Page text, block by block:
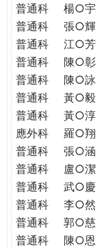
民。
WAGOR
TODAY
THE
WORLD
TOMORROW
PUTTING
YOU
ON
THE
PATH
普通科
楊○宇
普通科
張○輝
普通科
江○芳
普通科
陳○彰
普通科
陳○詠
普通科
黃○毅
普通科
黃○淳
應外科
羅○翔
普通科
張○涵
普通科
盧○潔
普通科
武○慶
普通科
李○然
普通科
郭○慈
普通科
陳○恩